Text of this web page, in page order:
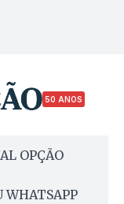
50 ANOS
OPÇÃO
WHATSAPP